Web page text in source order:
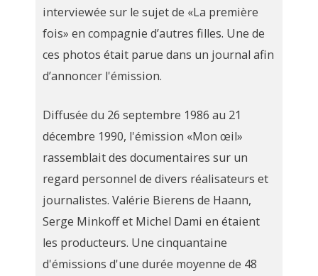
interviewée sur le sujet de «La première
fois» en compagnie d’autres filles. Une de
ces photos était parue dans un journal afin
d’annoncer l'émission.
Diffusée du 26 septembre 1986 au 21
décembre 1990, l'émission «Mon œil»
rassemblait des documentaires sur un
regard personnel de divers réalisateurs et
journalistes. Valérie Bierens de Haann,
Serge Minkoff et Michel Dami en étaient
les producteurs. Une cinquantaine
d'émissions d'une durée moyenne de 48